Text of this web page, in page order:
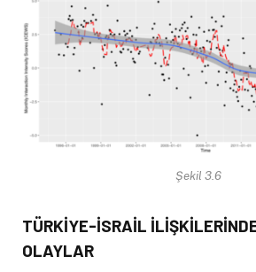
Şekil 3.6
TÜRKİYE-İSRAİL
OLAYLAR